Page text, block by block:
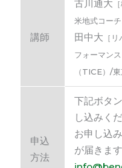
講師
古川通大
米地式コーチ
田中大 ［
フォーマン
（TICE）/
申込
方法
下記ボタ
し込みく
お申し込
が届きま